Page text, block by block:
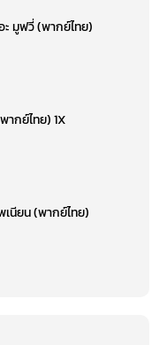
ะ มูฟวี่ (พากย์ไทย)
กย์ไทย) 1X
นียน (พากย์ไทย)